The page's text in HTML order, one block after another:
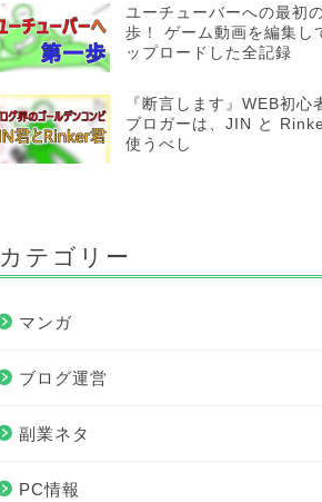
ユーチューバーへの最初
歩！ ゲーム動画を編集し
ップロードした全記録
『断言します』WEB初心
ブロガーは、JIN と
使うべし
カテゴリー
マンガ
ブログ運営
副業ネタ
PC情報